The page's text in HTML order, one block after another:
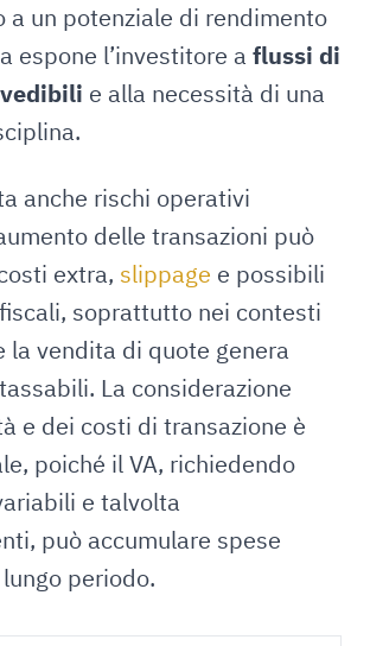
a un potenziale di rendimento
espone l’investitore a flussi di
e alla necessità di una
anche rischi operativi
delle transazioni può
extra, slippage e possibili
soprattutto nei contesti
la vendita di quote genera
La considerazione
e dei costi di transazione è
poiché il VA, richiedendo
e talvolta
può accumulare spese
periodo.